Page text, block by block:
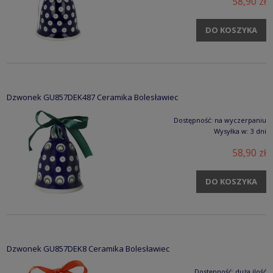
DO KOSZYKA
Dzwonek GU857DEK487 Ceramika Bolesławiec
Dostępność: na wyczerpaniu
Wysyłka w: 3 dni
58,90 zł
DO KOSZYKA
Dzwonek GU857DEK8 Ceramika Bolesławiec